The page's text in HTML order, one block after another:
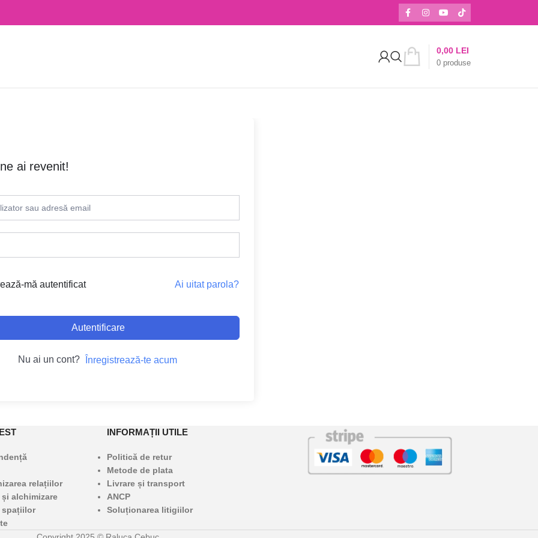
0 produse
0,00 LEI
ai revenit!
mă autentificat Ai uitat parola?
Autentificare
Nu ai un cont? Înregistrează-te acum
relațiilor
alchimizare
spațiilor
INFORMAȚII UTILE
Politică de retur
Metode de plata
Livrare și transport
ANCP
Soluționarea litigiilor